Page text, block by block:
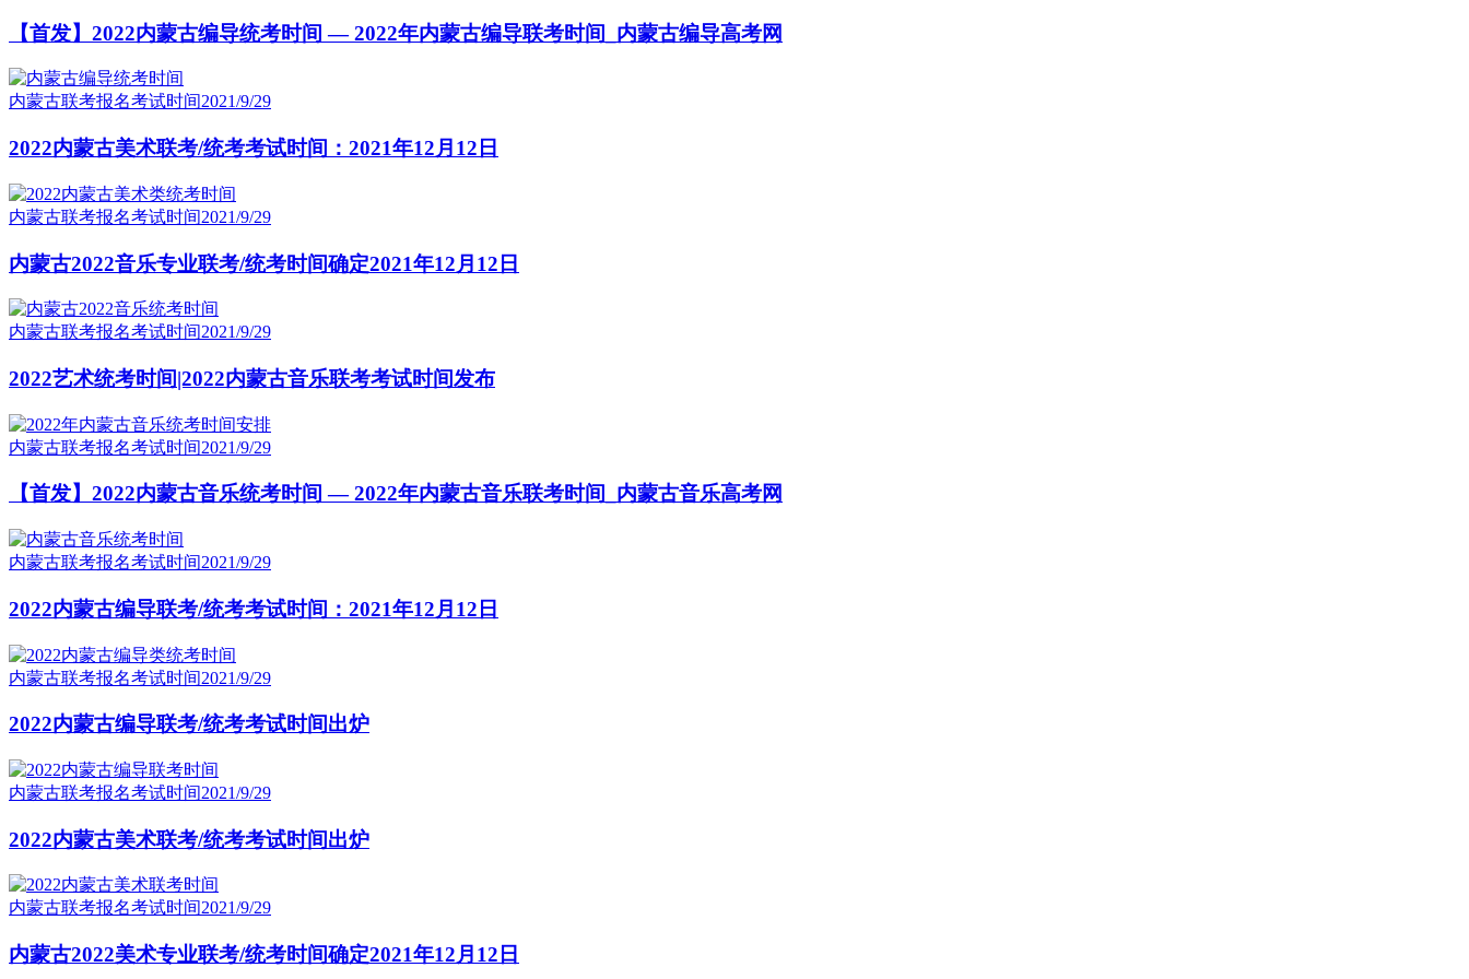
【首发】2022内蒙古编导统考时间 — 2022年内蒙古编导联考时间_内蒙古编导高考网
内蒙古联考报名考试时间2021/9/29
2022内蒙古美术联考/统考考试时间：2021年12月12日
内蒙古联考报名考试时间2021/9/29
内蒙古2022音乐专业联考/统考时间确定2021年12月12日
内蒙古联考报名考试时间2021/9/29
2022艺术统考时间|2022内蒙古音乐联考考试时间发布
内蒙古联考报名考试时间2021/9/29
【首发】2022内蒙古音乐统考时间 — 2022年内蒙古音乐联考时间_内蒙古音乐高考网
内蒙古联考报名考试时间2021/9/29
2022内蒙古编导联考/统考考试时间：2021年12月12日
内蒙古联考报名考试时间2021/9/29
2022内蒙古编导联考/统考考试时间出炉
内蒙古联考报名考试时间2021/9/29
2022内蒙古美术联考/统考考试时间出炉
内蒙古联考报名考试时间 2021/9/29
内蒙古2022美术专业联考/统考时间确定2021年12月12日